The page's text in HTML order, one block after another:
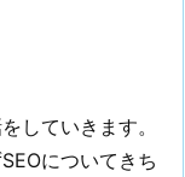
していきます。
についてきち